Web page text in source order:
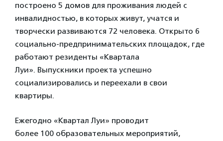
построено 5 домов для проживания людей с
инвалидностью, в которых живут, учатся и
творчески развиваются 72 человека. Открыто 6
социально-предпринимательских площадок, где
работают резиденты «Квартала
Луи». Выпускники проекта успешно
социализировались и переехали в свои
квартиры.
Ежегодно «Квартал Луи» проводит
более 100 образовательных мероприятий,